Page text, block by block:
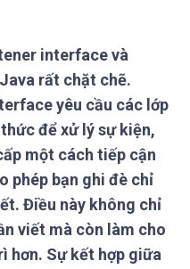
interface và
rất chặt chẽ.
yêu cầu các lớp
để xử lý sự kiện,
một cách tiếp cận
phép bạn ghi đè chỉ
Điều này không chỉ
viết mà còn làm cho
hơn. Sự kết hợp giữa